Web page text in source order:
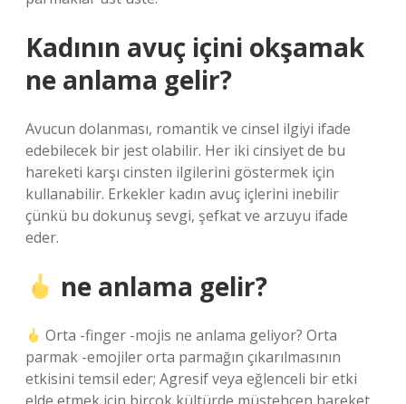
Kadının avuç içini okşamak
ne anlama gelir?
Avucun dolanması, romantik ve cinsel ilgiyi ifade
edebilecek bir jest olabilir. Her iki cinsiyet de bu
hareketi karşı cinsten ilgilerini göstermek için
kullanabilir. Erkekler kadın avuç içlerini inebilir
çünkü bu dokunuş sevgi, şefkat ve arzuyu ifade
eder.
ne anlama gelir?
Orta -finger -mojis ne anlama geliyor? Orta
parmak -emojiler orta parmağın çıkarılmasının
etkisini temsil eder; Agresif veya eğlenceli bir etki